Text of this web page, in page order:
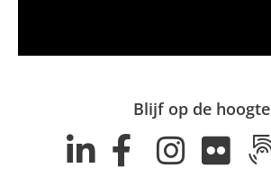
Blijf op de hoogte